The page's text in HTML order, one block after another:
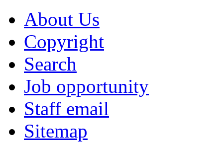
About Us
Copyright
Search
Job opportunity
Staff email
Sitemap